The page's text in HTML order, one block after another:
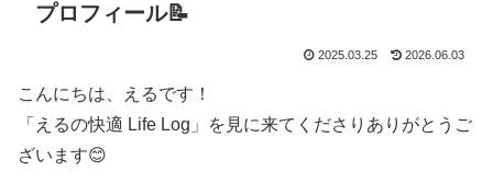
プロフィール📝
2025.03.25 2026.06.03
こんにちは、えるです！
「えるの快適 Life Log」を見に来てくださりありがとうご
ざいます😊